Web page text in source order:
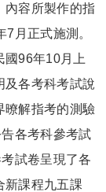
內容所製作的指
月正式施測。
國96年10月上
及各考科考試說
暸解指考的測驗
各考科參考試
試卷呈現了各
新課程九五課